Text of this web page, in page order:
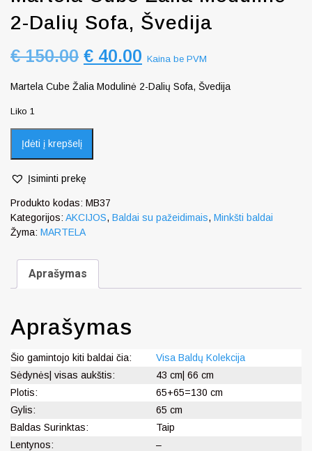
2-Dalių Sofa, Švedija
€150.00 € 40.00 Kaina be PVM
Martela Cube Žalia Modulinė 2-Dalių Sofa, Švedija
Liko 1
Įdėti į krepšelį
Įsiminti prekę
Produkto kodas: MB37
Kategorijos: AKCIJOS, Baldai su pažeidimais, Minkšti baldai
Žyma: MARTELA
Aprašymas
Aprašymas
Šio gamintojo kiti baldai čia:
Visa Baldų Kolekcija
Sėdynės| visas aukštis:
43 cm| 66 cm
Plotis:
65+65=130 cm
Gylis:
65 cm
Baldas Surinktas:
Taip
Lentynos:
–